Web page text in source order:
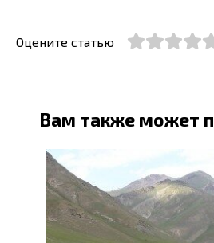
Оцените статью
Вам также может